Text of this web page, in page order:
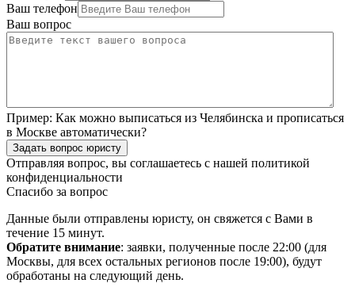
Ваш телефон
Ваш вопрос
Пример: Как можно выписаться из Челябинска и прописаться
в Москве автоматически?
Задать вопрос юристу
Отправляя вопрос, вы соглашаетесь с нашей политикой
конфиденциальности
Спасибо за вопрос
Данные были отправлены юристу, он свяжется с Вами в
течение 15 минут.
Обратите внимание: заявки, полученные после 22:00 (для
Москвы, для всех остальных регионов после 19:00), будут
обработаны на следующий день.